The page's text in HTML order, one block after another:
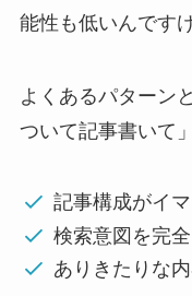
能性も低いんです
よくあるパターン
ついて記事書いて
記事構成がイ
検索意図を完
ありきたりな